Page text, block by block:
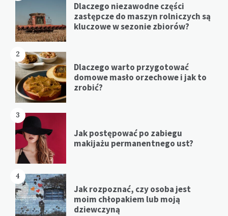
Dlaczego niezawodne części
zastępcze do maszyn rolniczych są
kluczowe w sezonie zbiorów?
2
Dlaczego warto przygotować
domowe masło orzechowe i jak to
zrobić?
3
Jak postępować po zabiegu
makijażu permanentnego ust?
4
Jak rozpoznać, czy osoba jest
moim chłopakiem lub moją
dziewczyną